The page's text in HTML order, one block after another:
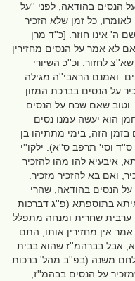
הנסים בהודאה, לפני ''על
כל זמן שלא הזכיר
ה' אינו חוזר. [כ''ד מרן
לא אמר על הנסים מחזירין
לחזור. וכ''כ השיורי
ואמנם הראבי''ה מגילה
על הנסים בברכת המזון
וטוב שאם שכח על הנסים
הוא יעשה עמנו נסים
הזה, בימי מתתיהו בן
ס''ד וסי' תרפב ס''א). ילקו''י
איבעיא להו מהו להזכיר
ואם בא להזכיר מזכיר.
הנסים בהודאה, שהרי
בתוספתא (פ''ג דברכות
ערבית שחרית ומנחה מתפלל
אין מחזירין אותו, התם
אבל בברהמ''ז שהוא בבית
משנה (בפ''ב מהל' ברכות
על הנסים בבהמ''ז,